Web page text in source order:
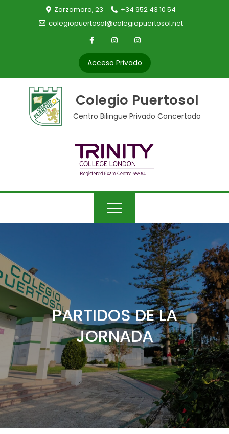
Zarzamora, 23
+34 952 43 10 54
colegiopuertosol@colegiopuertosol.net
Acceso Privado
Colegio Puertosol
Centro Bilingüe Privado Concertado
PARTIDOS DE LA
JORNADA